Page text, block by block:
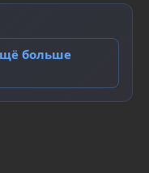
больше